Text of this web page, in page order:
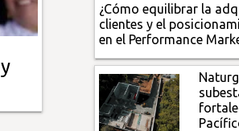
¿Cómo equilibrar la
clientes y el
en el Performance